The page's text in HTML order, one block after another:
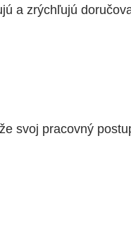
a zrýchľujú
svoj pracovný